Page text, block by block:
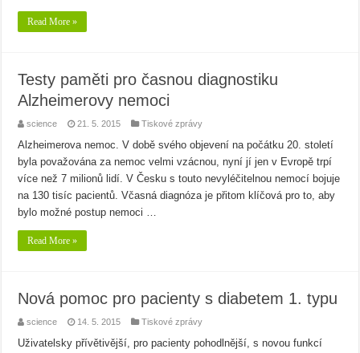
Read More »
Testy paměti pro časnou diagnostiku
Alzheimerovy nemoci
science 21. 5. 2015 Tiskové zprávy
Alzheimerova nemoc. V době svého objevení na počátku 20. století
byla považována za nemoc velmi vzácnou, nyní jí jen v Evropě trpí
více než 7 milionů lidí. V Česku s touto nevyléčitelnou nemocí bojuje
na 130 tisíc pacientů. Včasná diagnóza je přitom klíčová pro to, aby
bylo možné postup nemoci …
Read More »
Nová pomoc pro pacienty s diabetem 1. typu
science 14. 5. 2015 Tiskové zprávy
Uživatelsky přívětivější, pro pacienty pohodlnější, s novou funkcí